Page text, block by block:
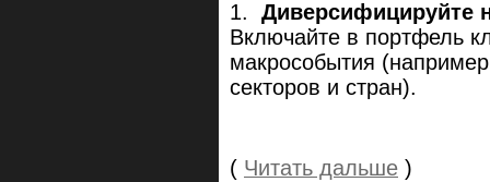
1. Диверсифицируйте
Включайте в портфель
макрособытия
секторов и стран).
( Читать дальше )